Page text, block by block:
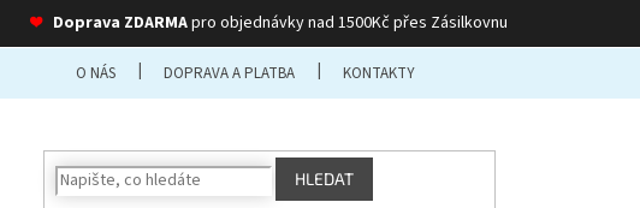
❤ Doprava ZDARMApro objednávky nad 1500Kč přes Zásilkovnu
O NÁS DOPRAVA A PLATBA KONTAKTY
HLEDAT